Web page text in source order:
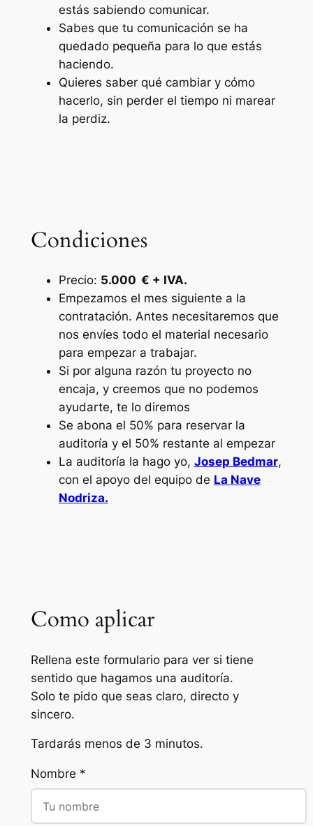
estás sabiendo comunicar.
Sabes que tu comunicación se ha
quedado pequeña para lo que estás
haciendo.
Quieres saber qué cambiar y cómo
hacerlo, sin perder el tiempo ni marear
la perdiz.
Condiciones
Precio: 5.000 € + IVA.
Empezamos el mes siguiente a la
contratación. Antes necesitaremos que
nos envíes todo el material necesario
para empezar a trabajar.
Si por alguna razón tu proyecto no
encaja, y creemos que no podemos
ayudarte, te lo diremos
Se abona el 50% para reservar la
auditoría y el 50% restante al empezar
La auditoría la hago yo, Josep Bedmar,
con el apoyo del equipo de La Nave
Nodriza.
Como aplicar
Rellena este formulario para ver si tiene
sentido que hagamos una auditoría.
Solo te pido que seas claro, directo y
sincero.
Tardarás menos de 3 minutos.
Nombre *